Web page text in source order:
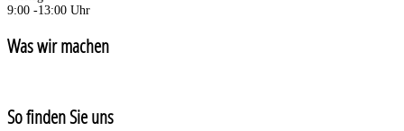
9:00 -13:00 Uhr
Was wir machen
So finden Sie uns